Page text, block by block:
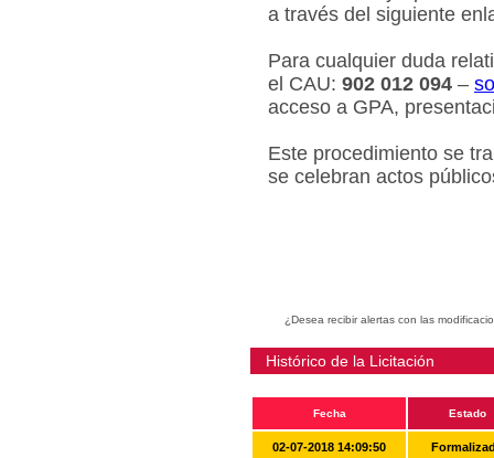
a través del siguiente
Para cualquier duda
el CAU: 902 012 094 –
acceso a GPA,
Este procedimiento se
se celebran actos
¿Desea recibir alertas con las
Histórico de la Licitación
Fecha Estado
02-07-2018 14:09:50